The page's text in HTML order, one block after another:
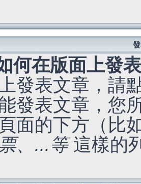
何在版面上發
發表文章，請
發表文章，您
面的下方（比
、...等這樣的